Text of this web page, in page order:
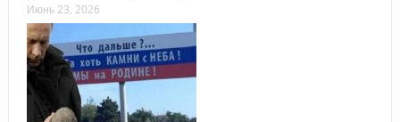
Июнь 23, 2026